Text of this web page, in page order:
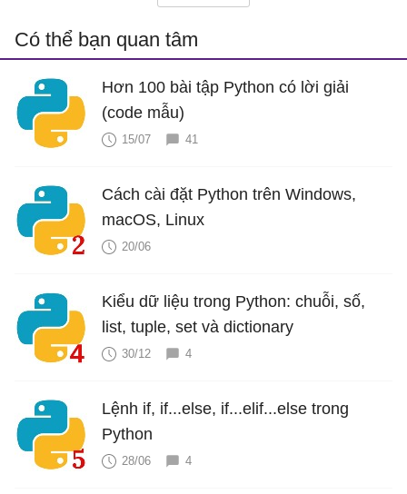
Có thể bạn quan tâm
Hơn 100 bài tập Python có lời giải
(code mẫu)
15/07 41
Cách cài đặt Python trên Windows,
macOS, Linux
20/06
Kiểu dữ liệu trong Python: chuỗi, số,
list, tuple, set và dictionary
30/12 4
Lệnh if, if...else, if...elif...else trong
Python
28/06 4